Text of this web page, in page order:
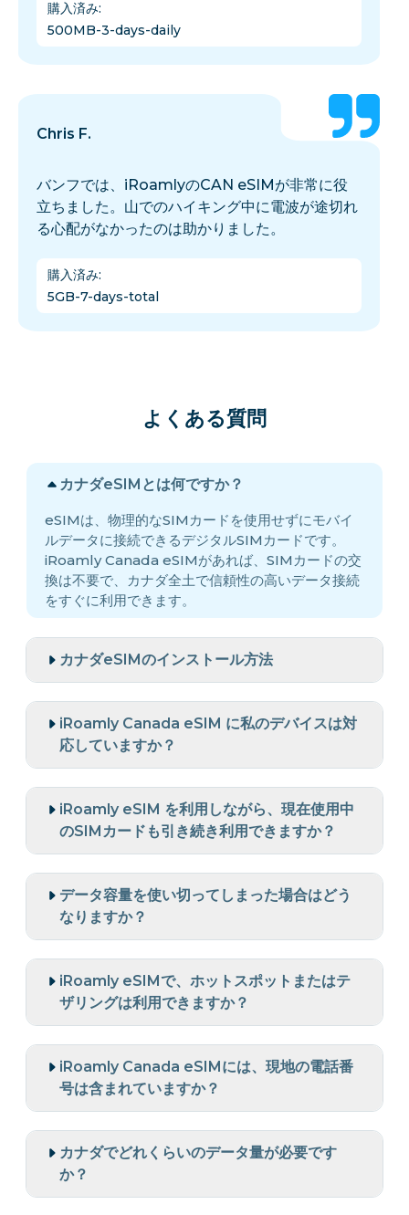
購入済み:
500MB-3-days-daily
Chris F.
バンフでは、iRoamlyのCAN eSIMが非常に役
立ちました。山でのハイキング中に電波が途切れ
る心配がなかったのは助かりました。
購入済み:
5GB-7-days-total
よくある質問
カナダeSIMとは何ですか？
eSIMは、物理的なSIMカードを使用せずにモバイ
ルデータに接続できるデジタルSIMカードです。
iRoamly Canada eSIMがあれば、SIMカードの交
換は不要で、カナダ全土で信頼性の高いデータ接続
をすぐに利用できます。
カナダeSIMのインストール方法
iRoamly Canada eSIM に私のデバイスは対
応していますか？
iRoamly eSIM を利用しながら、現在使用中
のSIMカードも引き続き利用できますか？
データ容量を使い切ってしまった場合はどう
なりますか？
iRoamly eSIMで、ホットスポットまたはテ
ザリングは利用できますか？
iRoamly Canada eSIMには、現地の電話番
号は含まれていますか？
カナダでどれくらいのデータ量が必要です
か？